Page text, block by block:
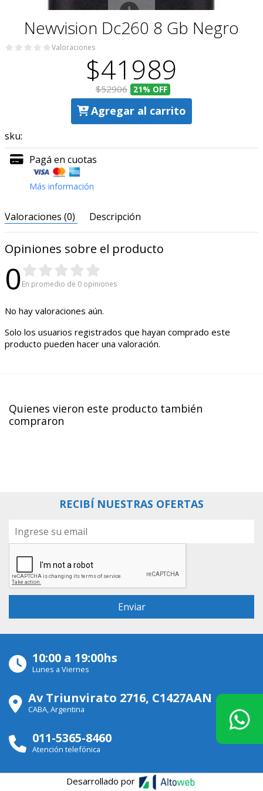
Newvision Dc260 8 Gb Negro
Valoraciones
$41989
$52906 21% OFF
Agregar al carrito
sku:
Pagá en cuotas
Más información
Valoraciones (0) Descripción
Opiniones sobre el producto
0En promedio de 0 opiniones
No hay valoraciones aún.
Solo los usuarios registrados que hayan comprado este
producto pueden hacer una valoración.
Quienes vieron este producto también
compraron
RECIBÍ NUESTRAS OFERTAS
10:00 a 19:00hs
Lunes a Viernes
Av Triunvirato 2716, C1427AAN
CABA, Argentina
011-5365-8460
Atención telefónica
Desarrollado por